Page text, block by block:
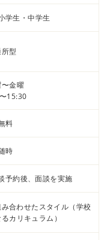
学生・中学生
型
金曜
15:30
料
時
予約後、面談を実施
合わせたスタイル（学校
カリキュラム）